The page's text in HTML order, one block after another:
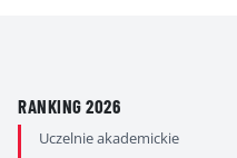
RANKING 2026
Uczelnie akademickie